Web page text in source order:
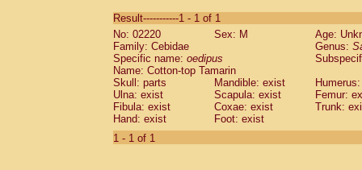
CebidaeSaguinus labiatus(0)
Cebidae Saguinus leucopus (0)
Cebidae
CebidaeSaguinus mystax
Cebidae Saguinus nigricollis (0)
Cebidae Saguinus oedipus
Cebidae Saguinus weddelli
Cebidae Saguinusspp.
Cebidae
Result-----------1 - 1 of 1
No: 02220
Sex: M
Age:
Family: Cebidae
Genus:
Specific name: oedipus
Name: Cotton-top Tamarin
Skull: parts
Mandible: exist
Ulna: exist
Scapula: exist
Femur:
Fibula: exist
Coxae: exist
Trunk:
Hand: exist
Foot: exist
1 - 1 of 1